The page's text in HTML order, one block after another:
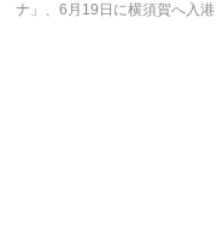
ナ」、6月19日に横須賀へ入港